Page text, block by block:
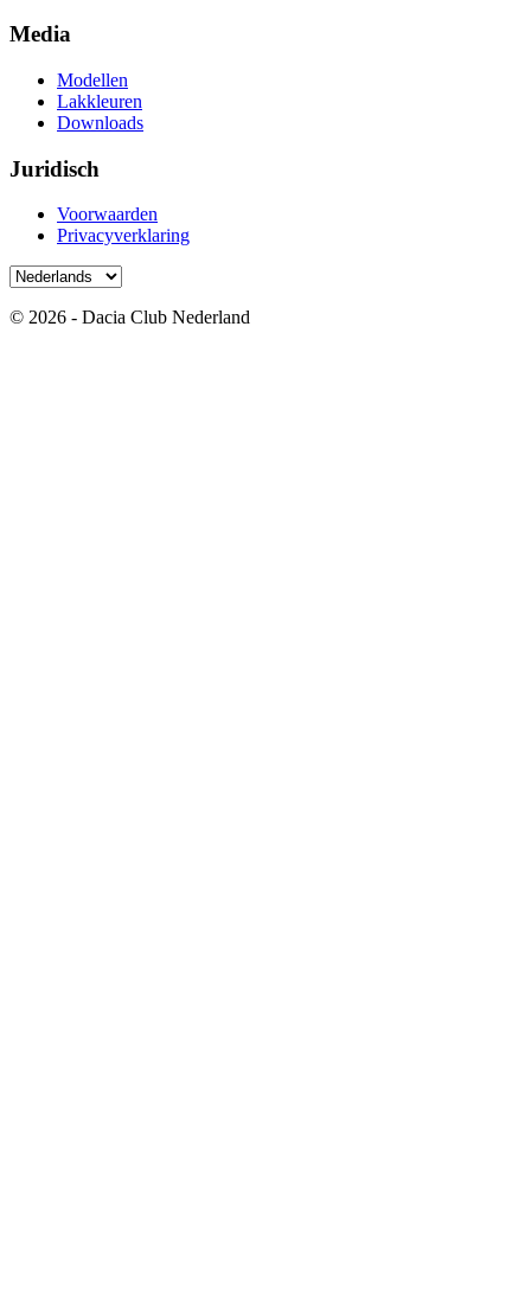
Media
Modellen
Lakkleuren
Downloads
Juridisch
Voorwaarden
Privacyverklaring
© 2026 - Dacia Club Nederland